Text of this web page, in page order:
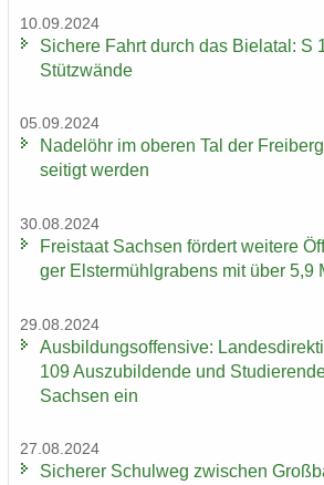
10.09.2024
Si­che­re Fahrt durch das Bie­la­tal: S
Stüt­z­wän­de
05.09.2024
Na­del­öhr im obe­ren Tal der
sei­tigt wer­den
30.08.2024
Frei­staat Sach­sen för­dert wei­te­re
ger Els­ter­mühl­gra­bens mit über 5,9
29.08.2024
Aus­bil­dungs­of­fen­si­ve:
109 Aus­zu­bil­den­de und
Sach­sen ein
27.08.2024
Si­che­rer Schul­weg zwi­schen